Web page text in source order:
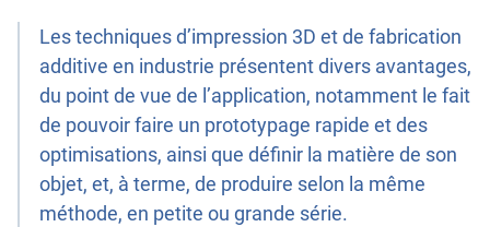
Les techniques d’impression 3D et de fabrication
additive en industrie présentent divers avantages,
du point de vue de l’application, notamment le fait
de pouvoir faire un prototypage rapide et des
optimisations, ainsi que définir la matière de son
objet, et, à terme, de produire selon la même
méthode, en petite ou grande série.